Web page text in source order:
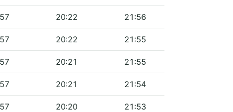
20:22 21:56
20:22 21:55
20:21 21:55
20:21 21:54
20:20 21:53